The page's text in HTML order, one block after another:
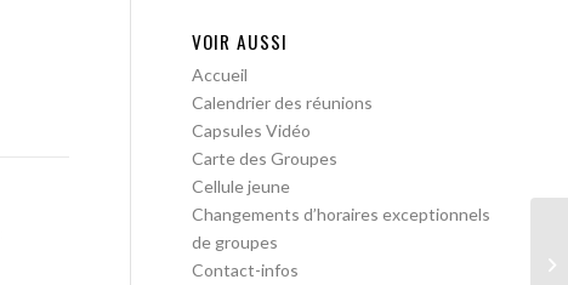
VOIR AUSSI
Accueil
Calendrier des réunions
Capsules Vidéo
Carte des Groupes
Cellule jeune
Changements d’horaires exceptionnels
de groupes
Contact-infos